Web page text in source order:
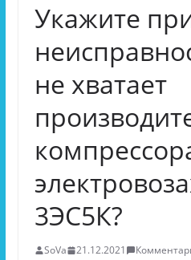
Укажите
не хватает
3ЭС5К?
SoVa 21.12.2021